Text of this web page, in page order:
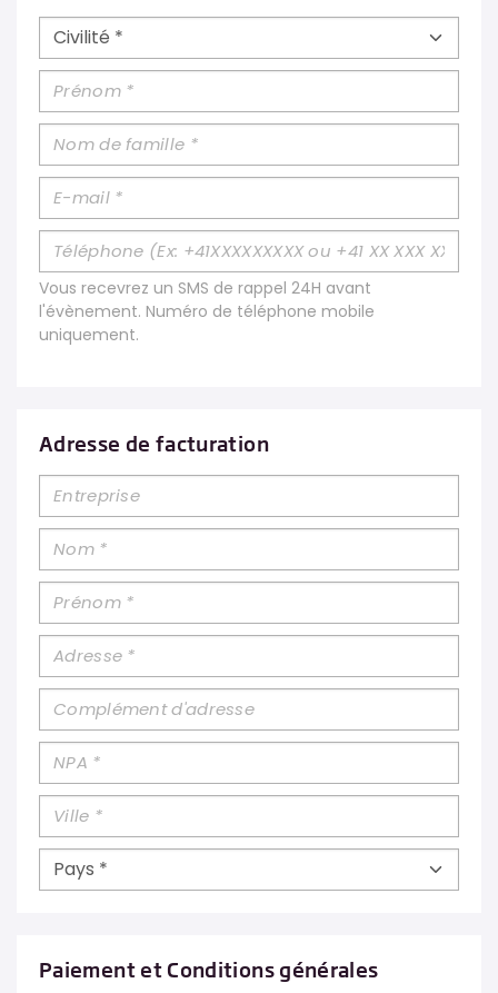
Civilité *
Vous recevrez un SMS de rappel 24H avant
l'évènement. Numéro de téléphone mobile
uniquement.
Adresse de facturation
Pays *
Paiement et Conditions générales